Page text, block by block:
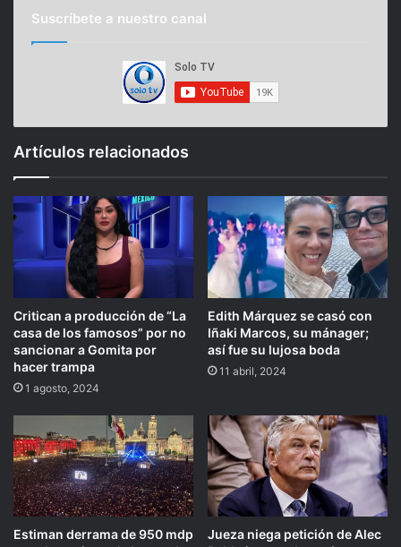
Suscríbete a nuestro canal
Artículos relacionados
Critican a producción de “La
casa de los famosos” por no
sancionar a Gomita por
hacer trampa
1 agosto, 2024
Edith Márquez se casó con
Iñaki Marcos, su mánager;
así fue su lujosa boda
11 abril, 2024
Estiman derrama de 950 mdp
Jueza niega petición de Alec